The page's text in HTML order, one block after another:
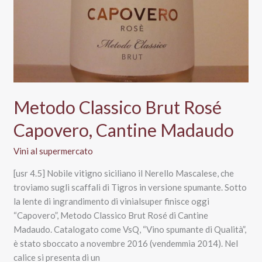
Metodo Classico Brut Rosé
Capovero, Cantine Madaudo
Vini al supermercato
[usr 4.5] Nobile vitigno siciliano il Nerello Mascalese, che
troviamo sugli scaffali di Tigros in versione spumante. Sotto
la lente di ingrandimento di vinialsuper finisce oggi
“Capovero”, Metodo Classico Brut Rosé di Cantine
Madaudo. Catalogato come VsQ, “Vino spumante di Qualità”,
è stato sboccato a novembre 2016 (vendemmia 2014). Nel
calice si presenta di un